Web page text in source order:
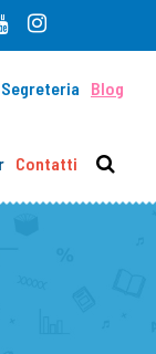
Segreteria Blog
Contatti